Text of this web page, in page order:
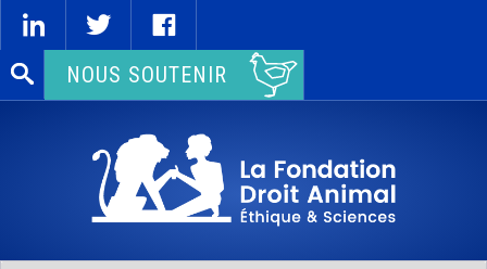
Rechercher :NOUS SOUTENIR